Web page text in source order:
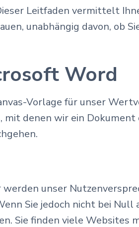
Leitfaden vermittelt
unabhängig davon, ob
Word
Vorlage für unser
mit denen wir ein
unser
Sie jedoch nicht bei
Sie finden viele Websites